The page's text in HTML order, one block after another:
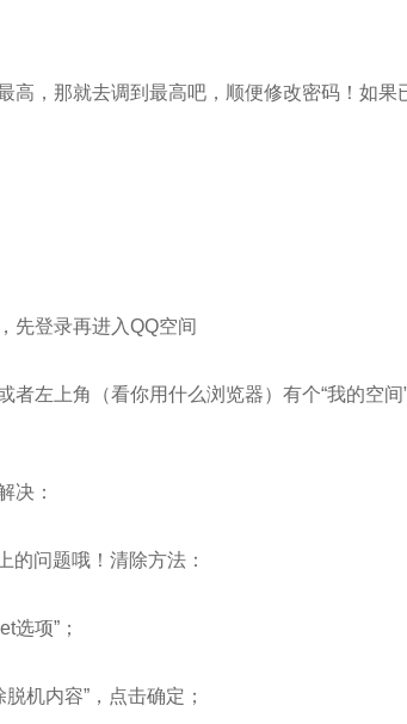
高，那就去调到最高吧，顺便修改密码！如果
先登录再进入QQ空间
左上角（看你用什么浏览器）有个“我的空间
决：
的问题哦！清除方法：
选项”；
机内容”，点击确定；